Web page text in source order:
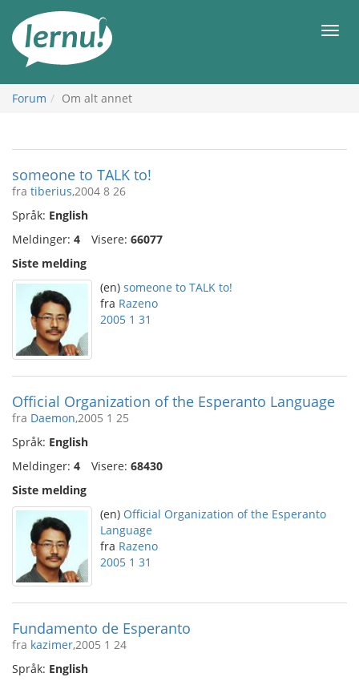
innholdet
Meny
Forum Om alt annet
someone to TALK to!
fra tiberius,2004 8 26
Språk: English
Meldinger: 4 Visere: 66077
Siste melding
(en) someone to TALK to!
fra Razeno
2005 1 31
Official Organization of the Esperanto Language
fra Daemon,2005 1 25
Språk: English
Meldinger: 4 Visere: 68430
Siste melding
(en) Official Organization of the Esperanto
Language
fra Razeno
2005 1 31
Fundamento de Esperanto
fra kazimer,2005 1 24
Språk: English